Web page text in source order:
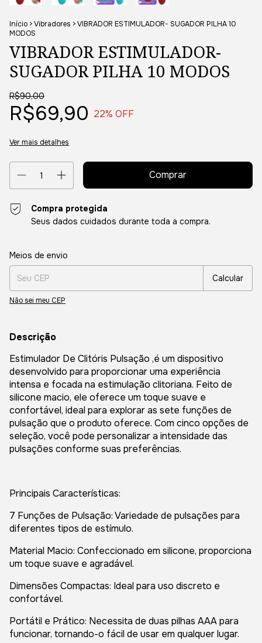
Início >Vibradores >VIBRADOR ESTIMULADOR- SUGADOR PILHA 10
MODOS
VIBRADOR ESTIMULADOR-
SUGADOR PILHA 10 MODOS
R$90,00
R$69,90 22% OFF
Ver mais detalhes
Compra protegida
Seus dados cuidados durante toda a compra.
Entregas para o CEP:
Meios de envio
Calcular
Não sei meu CEP
Descrição
Estimulador De Clitóris Pulsação ,é um dispositivo
desenvolvido para proporcionar uma experiência
intensa e focada na estimulação clitoriana. Feito de
silicone macio, ele oferece um toque suave e
confortável, ideal para explorar as sete funções de
pulsação que o produto oferece. Com cinco opções de
seleção, você pode personalizar a intensidade das
pulsações conforme suas preferências.
Principais Características:
7 Funções de Pulsação: Variedade de pulsações para
diferentes tipos de estímulo.
Material Macio: Confeccionado em silicone, proporciona
um toque suave e agradável.
Dimensões Compactas: Ideal para uso discreto e
confortável.
Portátil e Prático: Necessita de duas pilhas AAA para
funcionar, tornando-o fácil de usar em qualquer lugar.